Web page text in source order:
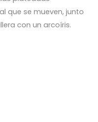
que se mueven, junto
con un arcoíris.